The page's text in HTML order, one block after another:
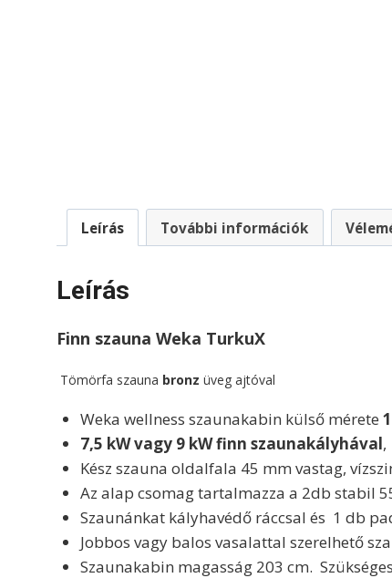
Leírás További információk
Leírás
Finn szauna Weka TurkuX
Tömörfa szauna bronz üveg ajtóval
Weka wellness szaunakabin külső mérete
7,5 kW vagy 9 kW finn szaunakályhával,
Kész szauna oldalfala 45 mm vastag,
Az alap csomag tartalmazza a 2db stabil
Szaunánkat kályhavédő ráccsal és 1 db
Jobbos vagy balos vasalattal szerelhető
Szaunakabin magasság 203 cm.